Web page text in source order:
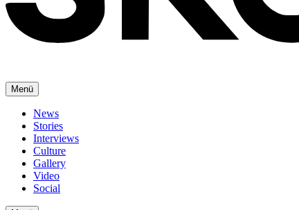
Menü
News
Stories
Interviews
Culture
Gallery
Video
Social